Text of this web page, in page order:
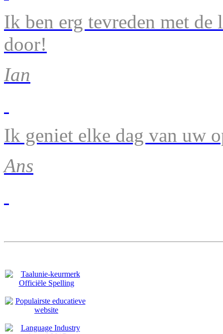
Ik ben erg tevreden met de
door!
Ian
Ik geniet elke dag van uw
Ans